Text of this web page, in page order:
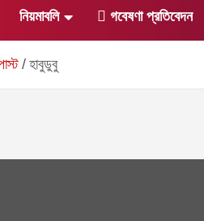
নিয়মাবলি গবেষণা প্রতিবেদন
হাবুডুবু